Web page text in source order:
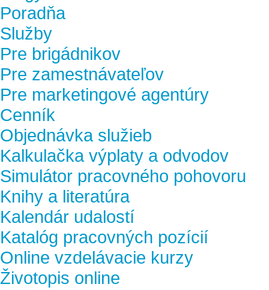
Poradňa
Služby
Pre brigádnikov
Pre zamestnávateľov
Pre marketingové agentúry
Cenník
Objednávka služieb
Kalkulačka výplaty a odvodov
Simulátor pracovného pohovoru
Knihy a literatúra
Kalendár udalostí
Katalóg pracovných pozícií
Online vzdelávacie kurzy
Životopis online